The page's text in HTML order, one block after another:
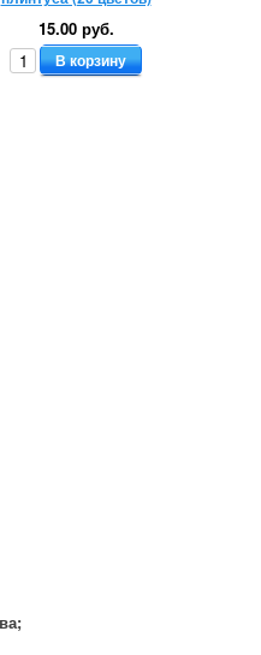
15.00 руб.
В корзину